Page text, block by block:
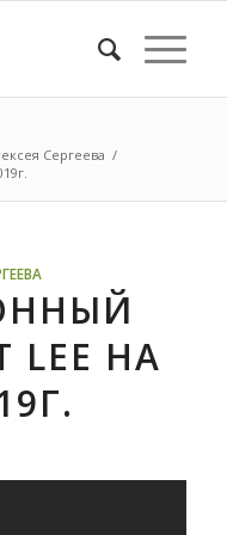
Сергеева /
НА